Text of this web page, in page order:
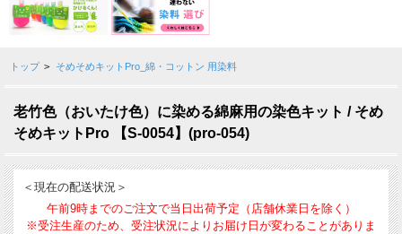
トップ > そめそめキットPro_綿・コットン 用染料
老竹色（おいたけ色）に染める綿麻用の染色キット / そめ
そめキットPro 【S-0054】(pro-054)
＜現在の配送状況＞
午前9時までのご注文で当日出荷予定（店舗休業日を除く）
※受注生産のため、受注状況によりお届け日が変わることがありま